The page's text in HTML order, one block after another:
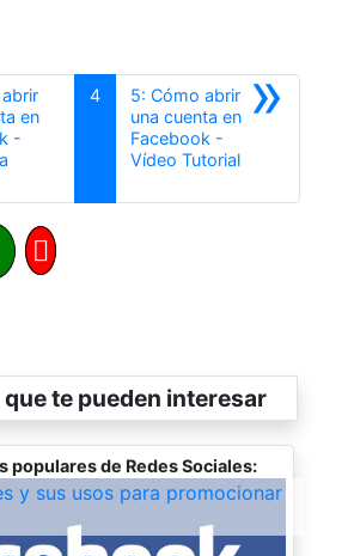
en
-
4 »
5: Cómo abrir
una cuenta en
Facebook -
Vídeo TutorialSiguiente
te pueden interesar
populares de Redes Sociales:
y sus usos para promocionar